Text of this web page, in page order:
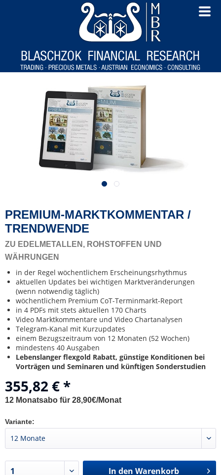
PREMIUM-MARKTKOMMENTAR /
TRENDWENDE
ZU EDELMETALLEN, ROHSTOFFEN UND
WÄHRUNGEN
in der Regel wöchentlichem Erscheinungsrhythmus
aktuellen Updates bei wichtigen Marktveränderungen
(wenn notwendig täglich)
wöchentlichem Premium CoT-Terminmarkt-Report
in 4 PDFs mit stets aktuellen 170 Charts
Video Marktkommentare und Video Chartanalysen
Telegram-Kanal mit Kurzupdates
einem Bezugszeitraum von 12 Monaten (52 Wochen)
mindestens 40 Ausgaben
Lebenslanger flexgold Rabatt, günstige Konditionen bei
Vorträgen und Seminaren und künftigen Sonderstudien
355,82 € *
12 Monatsabo für 28,90€/Monat
Variante:
In den Warenkorb